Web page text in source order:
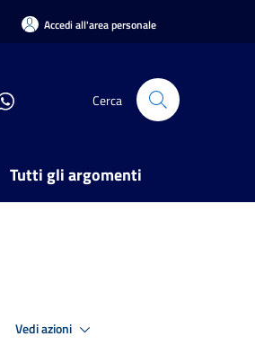
Accedi all'area personale
Cerca
Tutti gli argomenti
Vedi azioni